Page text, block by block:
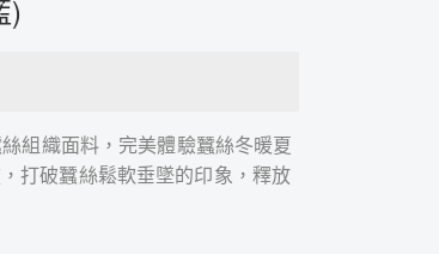
)
組織面料，完美體驗蠶絲冬暖夏
打破蠶絲鬆軟垂墜的印象，釋放